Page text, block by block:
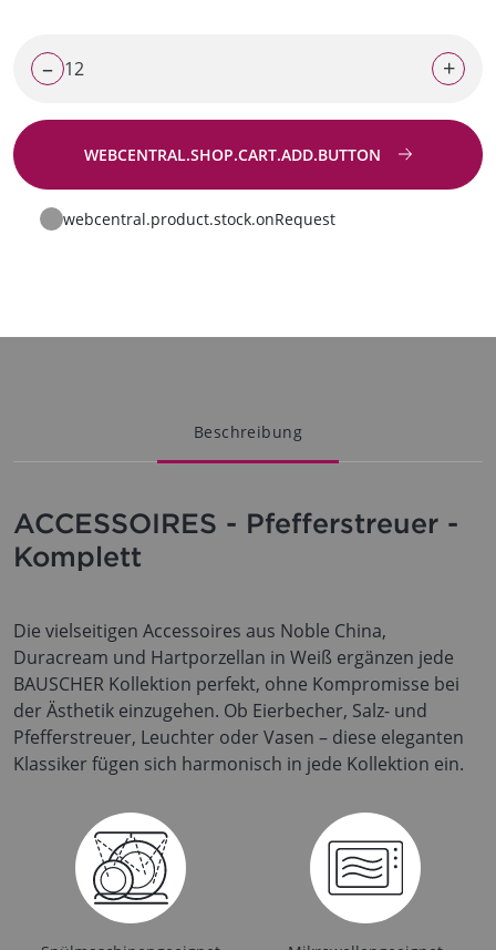
– +
WEBCENTRAL.SHOP.CART.ADD.BUTTON
Zur Anfrage
webcentral.product.stock.onRequest
Beschreibung
ACCESSOIRES - Pfefferstreuer -
Komplett
Die vielseitigen Accessoires aus Noble China,
Duracream und Hartporzellan in Weiß ergänzen jede
BAUSCHER Kollektion perfekt, ohne Kompromisse bei
der Ästhetik einzugehen. Ob Eierbecher, Salz- und
Pfefferstreuer, Leuchter oder Vasen – diese eleganten
Klassiker fügen sich harmonisch in jede Kollektion ein.